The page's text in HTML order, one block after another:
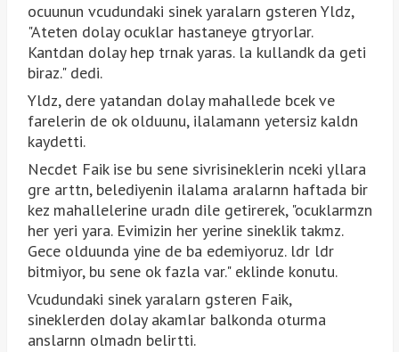
ocuunun vcudundaki sinek yaralarn gsteren Yldz,
"Ateten dolay ocuklar hastaneye gtryorlar.
Kantdan dolay hep trnak yaras. la kullandk da geti
biraz." dedi.
Yldz, dere yatandan dolay mahallede bcek ve
farelerin de ok olduunu, ilalamann yetersiz kaldn
kaydetti.
Necdet Faik ise bu sene sivrisineklerin nceki yllara
gre arttn, belediyenin ilalama aralarnn haftada bir
kez mahallelerine uradn dile getirerek, "ocuklarmzn
her yeri yara. Evimizin her yerine sineklik takmz.
Gece olduunda yine de ba edemiyoruz. ldr ldr
bitmiyor, bu sene ok fazla var." eklinde konutu.
Vcudundaki sinek yaralarn gsteren Faik,
sineklerden dolay akamlar balkonda oturma
anslarnn olmadn belirtti.